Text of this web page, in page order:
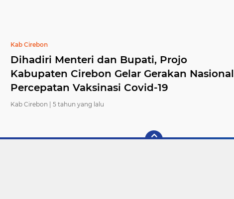
Kab Cirebon
Dihadiri Menteri dan Bupati, Projo
Kabupaten Cirebon Gelar Gerakan Nasional
Percepatan Vaksinasi Covid-19
Kab Cirebon | 5 tahun yang lalu